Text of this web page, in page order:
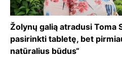
Žolynų galią atradusi Toma
pasirinkti tabletę, bet
natūralius būdus“